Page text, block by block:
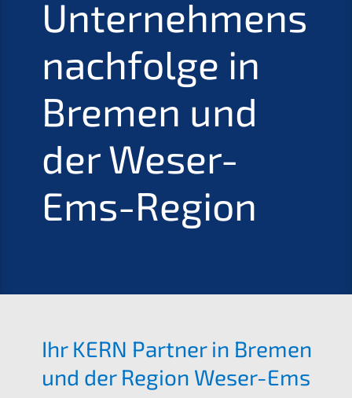
Unternehmens
nachfolge in
Bremen und
der Weser-
Ems-Region
Ihr KERN Partner in Bremen
und der Region Weser-Ems